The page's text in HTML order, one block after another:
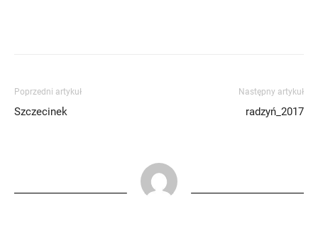
Poprzedni artykuł
Szczecinek
Następny artykuł
radzyń_2017